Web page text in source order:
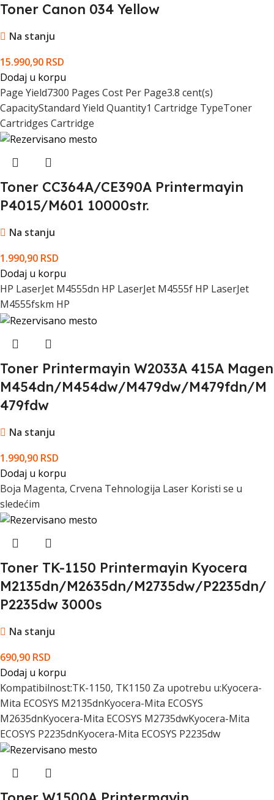
Toner Canon 034 Yellow
Na stanju
15.990,90 RSD
Dodaj u korpu
Page Yield7300 Pages Cost Per Page3.8 cent(s)
CapacityStandard Yield Quantity1 Cartridge TypeToner
Cartridges Cartridge
Toner CC364A/CE390A Printermayin
P4015/M601 10000str.
Na stanju
1.990,90 RSD
Dodaj u korpu
HP LaserJet M4555dn HP LaserJet M4555f HP LaserJet
M4555fskm HP
Toner Printermayin W2033A 415A Magen
M454dn/M454dw/M479dw/M479fdn/M
479fdw
Na stanju
1.990,90 RSD
Dodaj u korpu
Boja Magenta, Crvena Tehnologija Laser Koristi se u
sledećim
Toner TK-1150 Printermayin Kyocera
M2135dn/M2635dn/M2735dw/P2235dn/
P2235dw 3000s
Na stanju
690,90 RSD
Dodaj u korpu
Kompatibilnost:TK-1150, TK1150 Za upotrebu u:Kyocera-
Mita ECOSYS M2135dnKyocera-Mita ECOSYS
M2635dnKyocera-Mita ECOSYS M2735dwKyocera-Mita
ECOSYS P2235dnKyocera-Mita ECOSYS P2235dw